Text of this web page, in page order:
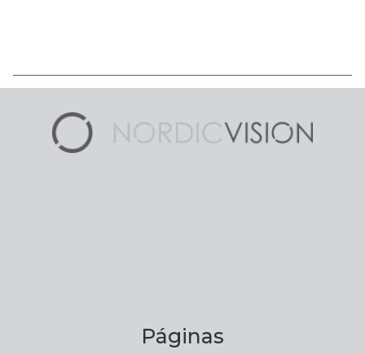
Páginas